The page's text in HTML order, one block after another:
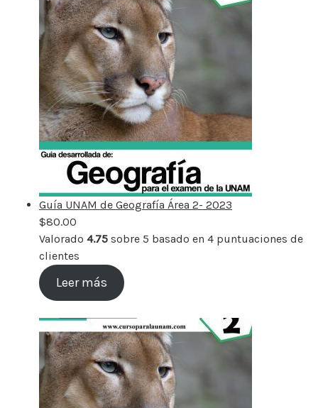
Guía UNAM de Geografía Área 2- 2023
$80.00
Valorado 4.75 sobre 5 basado en 4 puntuaciones de
clientes
Leer más